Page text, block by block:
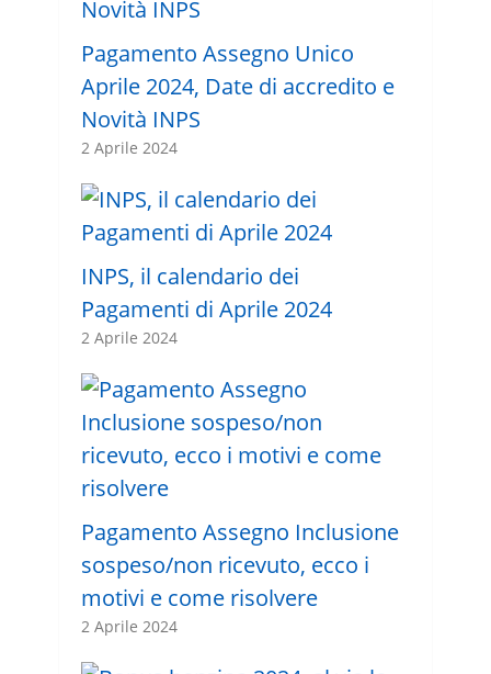
Pagamento Assegno Unico
Aprile 2024, Date di accredito e
Novità INPS
2 Aprile 2024
INPS, il calendario dei
Pagamenti di Aprile 2024
2 Aprile 2024
Pagamento Assegno Inclusione
sospeso/non ricevuto, ecco i
motivi e come risolvere
2 Aprile 2024